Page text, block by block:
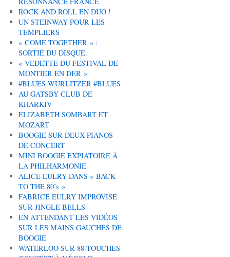
ROCK AND ROLL EN DUO !
UN STEINWAY POUR LES
TEMPLIERS
« COME TOGETHER » :
SORTIE DU DISQUE.
« VEDETTE DU FESTIVAL DE
MONTIER EN DER »
#BLUES WURLITZER #BLUES
AU GATSBY CLUB DE
KHARKIV
ELIZABETH SOMBART ET
MOZART
BOOGIE SUR DEUX PIANOS
DE CONCERT
MINI BOOGIE EXPIATOIRE À
LA PHILHARMONIE
ALICE EULRY DANS « BACK
TO THE 80’s »
FABRICE EULRY IMPROVISE
SUR JINGLE BELLS
EN ATTENDANT LES VIDÉOS
SUR LES MAINS GAUCHES DE
BOOGIE
WATERLOO SUR 88 TOUCHES